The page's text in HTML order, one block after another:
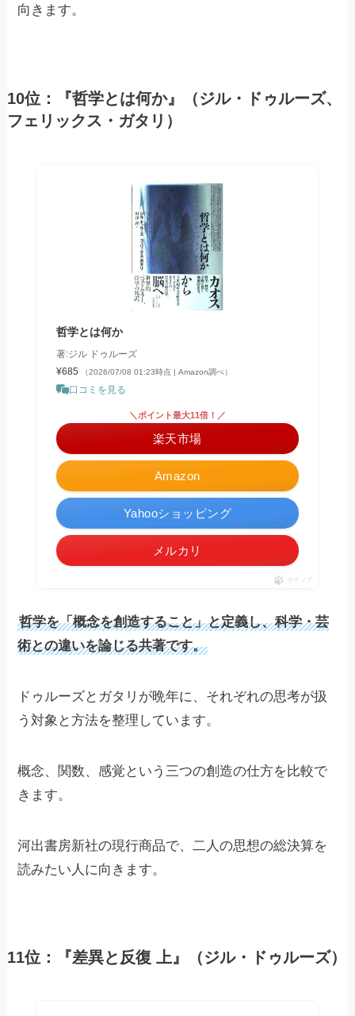
向きます。
10位：『哲学とは何か』（ジル・ドゥルーズ、
フェリックス・ガタリ）
哲学とは何か
著:ジル ドゥルーズ
¥685
（2026/07/08 01:23時点 | Amazon調べ）
口コミを見る
Amazon
＼ポイント最大11倍！／
楽天市場
Yahooショッピング
メルカリ
ポチップ
哲学を「概念を創造すること」と定義し、科学・芸
術との違いを論じる共著です。
ドゥルーズとガタリが晩年に、それぞれの思考が扱
う対象と方法を整理しています。
概念、関数、感覚という三つの創造の仕方を比較で
きます。
河出書房新社の現行商品で、二人の思想の総決算を
読みたい人に向きます。
11位：『差異と反復 上』（ジル・ドゥルーズ）